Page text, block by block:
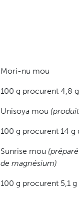
Mori-nu mou
100 g procurent 4,8
Unisoya mou
100 g procurent 14 g
Sunrise mou
de magnésium)
100 g procurent 5,1